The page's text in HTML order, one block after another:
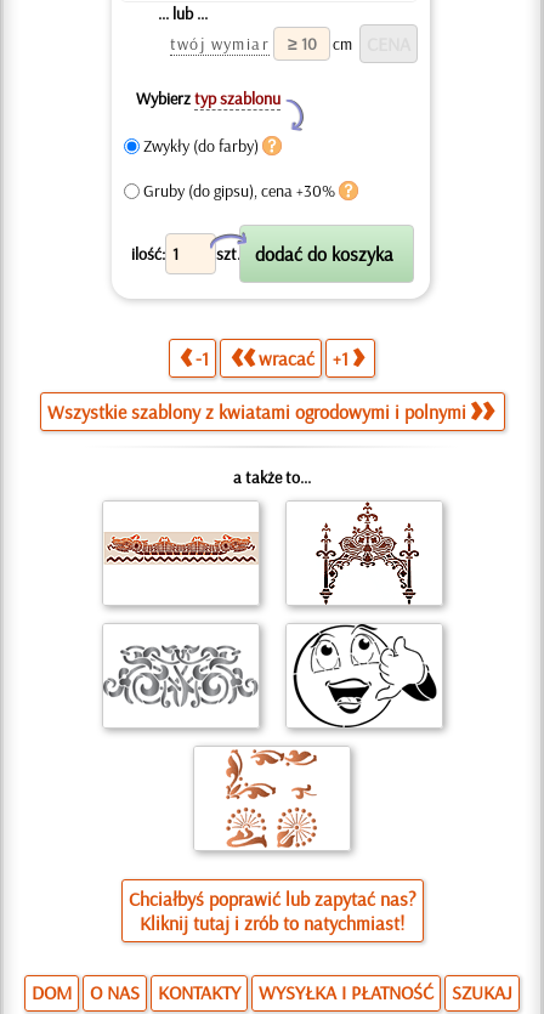
... lub ...
twój wymiar
cm
Wybierztyp szablonu
Y
Zwykły (do farby)
Gruby (do gipsu), cena +30%
ilość: szt.
X
-1 wracać +1
Wszystkie szablony z kwiatami ogrodowymi i polnymi
a także to...
Chciałbyś poprawić lub zapytać nas?
Kliknij tutaj i zrób to natychmiast!
DOM O NAS KONTAKTY WYSYŁKA I PŁATNOŚĆ SZUKAJ